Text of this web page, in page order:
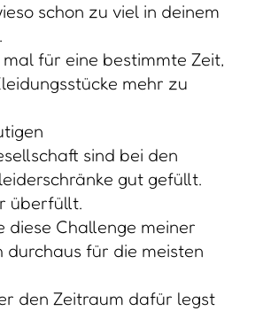
schon zu viel in deinem
für eine bestimmte Zeit,
mehr zu
sind bei den
gut gefüllt.
überfüllt.
diese Challenge meiner
durchaus für die meisten
den Zeitraum dafür legst